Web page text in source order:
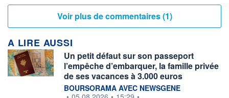
Voir plus de commentaires (1)
A LIRE AUSSI
Un petit défaut sur son passeport
l’empêche d’embarquer, la famille privée
de ses vacances à 3.000 euros
information fournie par
BOURSORAMA AVEC NEWSGENE